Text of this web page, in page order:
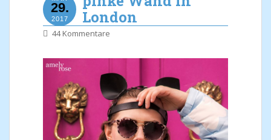
29.
2017
London
44 Kommentare